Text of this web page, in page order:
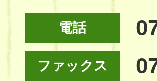
電話
ファックス